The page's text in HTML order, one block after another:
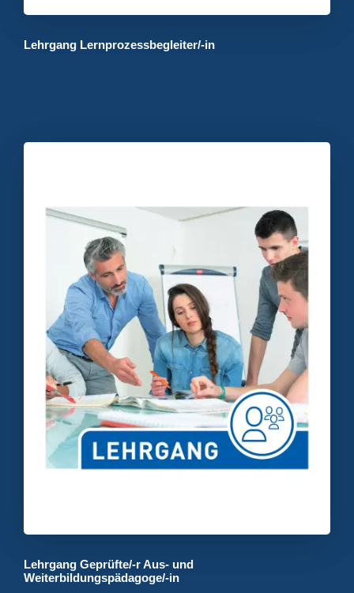
Lehrgang Lernprozessbegleiter/-in
Lehrgang Geprüfte/-r Aus- und
Weiterbildungspädagoge/-in